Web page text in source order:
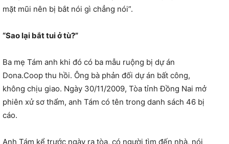
mặt mũi nên bị bắt nói gì chẳng nói”.
“Sao lại bắt tui ở tù?”
Ba mẹ Tám anh khi đó có ba mẫu ruộng bị dự án
Dona.Coop thu hồi. Ông bà phản đối dự án bất công,
không chịu giao. Ngày 30/11/2009, Tòa tỉnh Đồng Nai mở
phiên xử sơ thẩm, anh Tám có tên trong danh sách 46 bị
cáo.
Anh Tám kể trước ngày ra tòa, có người tìm đến nhà, nói